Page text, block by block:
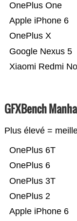
Xiaomi Redmi
Google Nexus 5
OnePlus X
Apple iPhone 6
OnePlus One
GFXBench
Plus élevé =
Apple iPhone 6
OnePlus 2
OnePlus 3T
OnePlus 6
OnePlus 6T